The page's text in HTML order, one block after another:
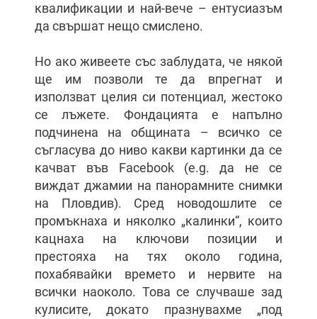
квалификации и най-вече – ентусиазъм
да свършат нещо смислено.
Но ако живеете със заблудата, че някой
ще им позволи те да впрегнат и
използват целия си потенциал, жестоко
се лъжете. Фондацията е напълно
подчинена на общината – всичко се
съгласува до ниво какви картинки да се
качват във Facebook (e.g. да не се
виждат джамии на панорамните снимки
на Пловдив). Сред новодошлите се
промъкнаха и няколко „калинки“, които
кацнаха на ключови позиции и
престояха на тях около година,
похабявайки времето и нервите на
всички наоколо. Това се случваше зад
кулисите, докато празнувахме „под